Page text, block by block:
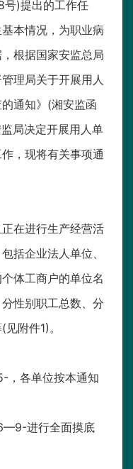
)提出的工作任
本情况，为职业病
根据国家安监总局
理局关于开展用人
通知》(湘安监函
局决定开展用人单
，现将有关事项通
在进行生产经营活
括企业法人单位、
体工商户的单位名
性别职工总数、分
附件1)。
，各单位按本通知
进行全面摸底